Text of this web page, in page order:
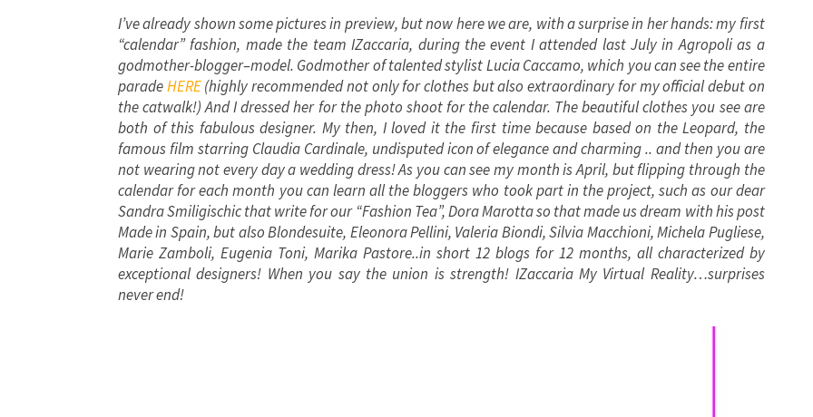
I’ve alreadyshownsome picturesin preview,but nowhere we are, with a surprisein her hands: my first
“calendar” fashion, made the team IZaccaria, during the event I attended last July in Agropoli as a
godmother-blogger–model. Godmother oftalentedstylistLucia Caccamo, which you can seethe entire
paradeHERE(highly recommendednot onlyfor clothesbut also extraordinaryfor myofficial debuton
the catwalk!)AndIdressed her for thephoto shootfor the calendar. The beautifulclothes you see are
both of this fabulous designer. My then, I loved it the first time because based on the Leopard, the
famous film starring Claudia Cardinale, undisputed icon of eleganceand charming.. and then you are
not wearingnot every daya wedding dress!As you can seemy monthisApril, butflipping through the
calendarfor each month you can learn all thebloggers who took part in the project, such as our dear
SandraSmiligischicthat write for our “Fashion Tea”, DoraMarottaso thatmade ​​us dream withhispost
Made in Spain, but alsoBlondesuite, EleonoraPellini, ValeriaBiondi,SilviaMacchioni,MichelaPugliese,
Marie Zamboli, Eugenia Toni, Marika Pastore..in short 12 blogs for 12 months, all characterized by
exceptional designers! When you say the union is strength! IZaccaria My Virtual Reality…surprises
never end!